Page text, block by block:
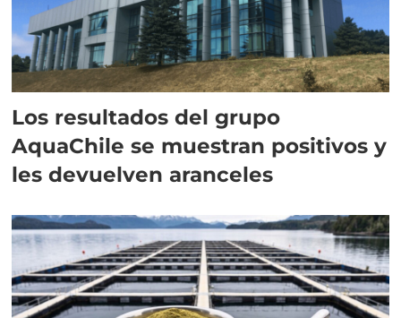
Los resultados del grupo
AquaChile se muestran positivos y
les devuelven aranceles